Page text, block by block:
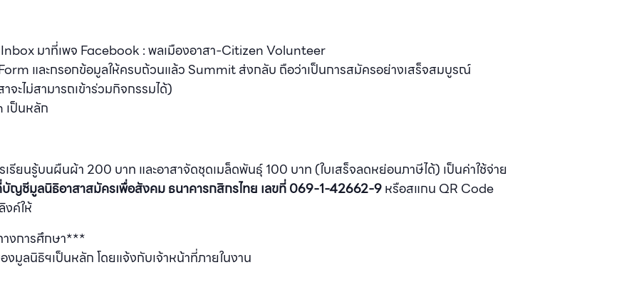
มาที่เพจ Facebook : พลเมืองอาสา-Citizen Volunteer
และกรอกข้อมูลให้ครบถ้วนแล้ว Summit ส่งกลับ ถือว่าเป็นการสมัครอย่างเสร็จสมบูรณ์
ะไม่สามารถเข้าร่วมกิจกรรมได้)
เป็นหลัก
รียนรู้บนผืนผ้า 200 บาท และอาสาจัดชุดเมล็ดพันธุ์ 100 บาท (ใบเสร็จลดหย่อนภาษีได้) เป็นค่าใช้จ่าย
ญชีมูลนิธิอาสาสมัครเพื่อสังคมธนาคารกสิกรไทย เลขที่ 069-1-42662-9หรือสแกน QR Code
ค์ให้
งการศึกษา***
มูลนิธิฯเป็นหลัก โดยแจ้งกับเจ้าหน้าที่ภายในงาน